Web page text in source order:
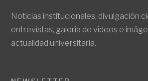
Noticias institucionales, divulgación
entrevistas, galería de vídeos e
actualidad universitaria.